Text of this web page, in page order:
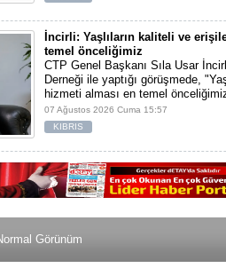
İncirli: Yaşlıların kaliteli ve
temel önceliğimiz
CTP Genel Başkanı Sıla Usar
Derneği ile yaptığı görüşmede,
hizmeti alması en temel
07 Ağustos 2026 Cuma 15:57
KIBRIS
Görünüm